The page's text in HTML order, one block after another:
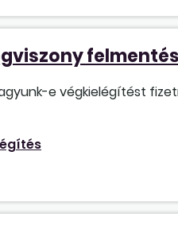
e végkielégítést